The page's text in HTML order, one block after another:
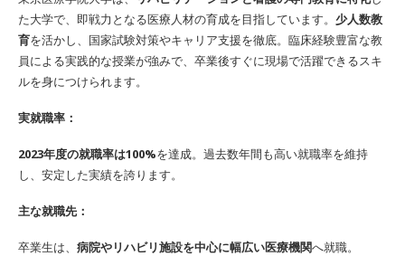
た大学で、即戦力となる医療人材の育成を目指しています。 少人数教
育を活かし、国家試験対策やキャリア支援を徹底。臨床経験豊富な教
員による実践的な授業が強みで、卒業後すぐに現場で活躍できるスキ
ルを身につけられます。
実就職率：
2023年度の就職率は100%を達成。過去数年間も高い就職率を維持
し、安定した実績を誇ります。
主な就職先：
卒業生は、 病院やリハビリ施設を中心に幅広い医療機関へ就職。